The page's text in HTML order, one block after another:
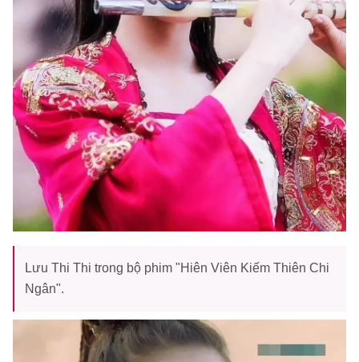
Lưu Thi Thi trong bộ phim "Hiên Viên Kiếm Thiên Chi
Ngân".